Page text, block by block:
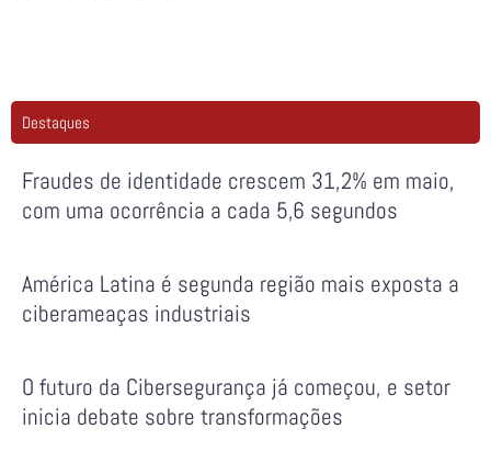
Destaques
Fraudes de identidade crescem 31,2% em maio,
com uma ocorrência a cada 5,6 segundos
América Latina é segunda região mais exposta a
ciberameaças industriais
O futuro da Cibersegurança já começou, e setor
inicia debate sobre transformações